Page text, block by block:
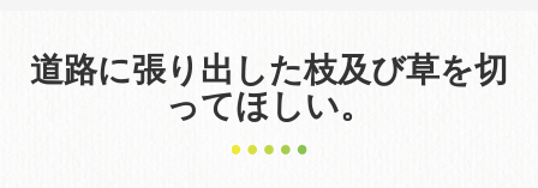
道路に張り出した枝及び草を切
ってほしい。